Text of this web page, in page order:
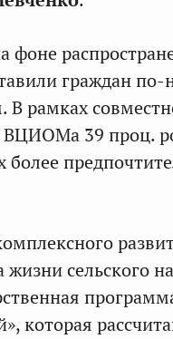
фоне
граждан
В рамках
39 проц.
более
сельского
которая